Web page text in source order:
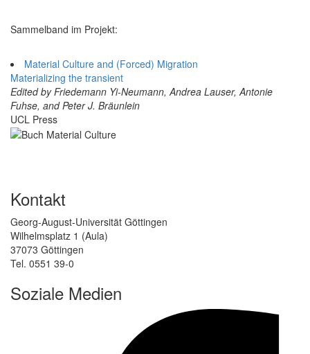
Sammelband im Projekt:
Material Culture and (Forced) Migration
Materializing the transient
Edited by Friedemann Yi-Neumann, Andrea Lauser, Antonie
Fuhse, and Peter J. Bräunlein
UCL Press
Kontakt
Georg-August-Universität Göttingen
Wilhelmsplatz 1 (Aula)
37073 Göttingen
Tel. 0551 39-0
Soziale Medien